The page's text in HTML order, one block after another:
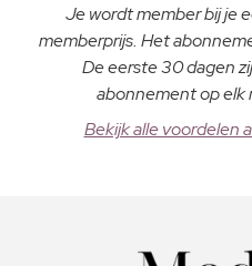
Je wordt member bij je
memberprijs. Het
De eerste 30 dagen
abonnement op elk
Bekijk alle voordelen